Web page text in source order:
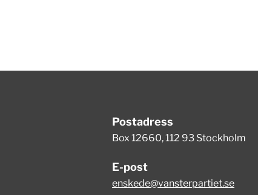
Postadress
Box 12660, 112 93 Stockholm
E-post
enskede@vansterpartiet.se